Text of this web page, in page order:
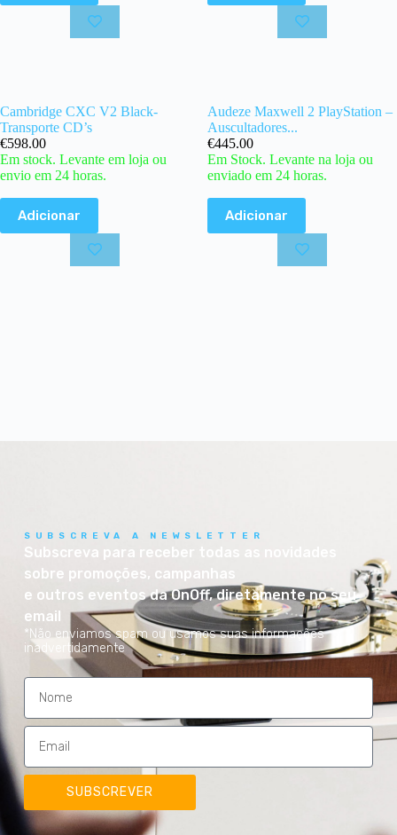
Cambridge CXC V2 Black-
Transporte CD’s
€598.00
Em stock. Levante em loja ou
envio em 24 horas.
Adicionar
Audeze Maxwell 2 PlayStation –
Auscultadores...
€445.00
Em Stock. Levante na loja ou
enviado em 24 horas.
Adicionar
SUBSCREVA A NEWSLETTER
Subscreva para receber todas as novidades
sobre promoções, campanhas
e outros eventos da OnOff, diretamente no seu
email
*Não enviamos spam ou usamos suas informações
inadvertidamente
SUBSCREVER